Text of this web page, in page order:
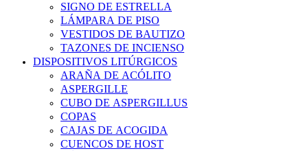
SIGNO DE ESTRELLA
LÁMPARA DE PISO
VESTIDOS DE BAUTIZO
TAZONES DE INCIENSO
DISPOSITIVOS LITÚRGICOS
ARAÑA DE ACÓLITO
ASPERGILLE
CUBO DE ASPERGILLUS
COPAS
CAJAS DE ACOGIDA
CUENCOS DE HOST